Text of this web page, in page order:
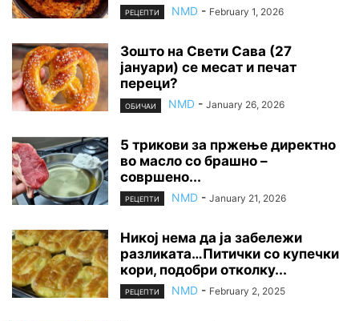
РЕЦЕПТИ NMD - February 1, 2026
Зошто на Свети Сава (27
јануари) се месат и печат
переци?
ОБИЧАИ NMD - January 26, 2026
5 трикови за пржење директно
во масло со брашно –
совршено...
РЕЦЕПТИ NMD - January 21, 2026
Никој нема да ја забележи
разликата…Питички со купечки
кори, подобри отколку...
РЕЦЕПТИ NMD - February 2, 2025